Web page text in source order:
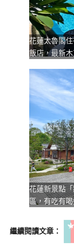
花蓮太魯閣
飯店，最新
花蓮新景點
區，有吃有
繼續閱讀文章：